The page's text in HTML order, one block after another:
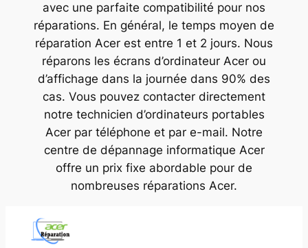
avec une parfaite compatibilité pour nos
réparations. En général, le temps moyen de
réparation Acer est entre 1 et 2 jours. Nous
réparons les écrans d’ordinateur Acer ou
d’affichage dans la journée dans 90% des
cas. Vous pouvez contacter directement
notre technicien d’ordinateurs portables
Acer par téléphone et par e-mail. Notre
centre de dépannage informatique Acer
offre un prix fixe abordable pour de
nombreuses réparations Acer.